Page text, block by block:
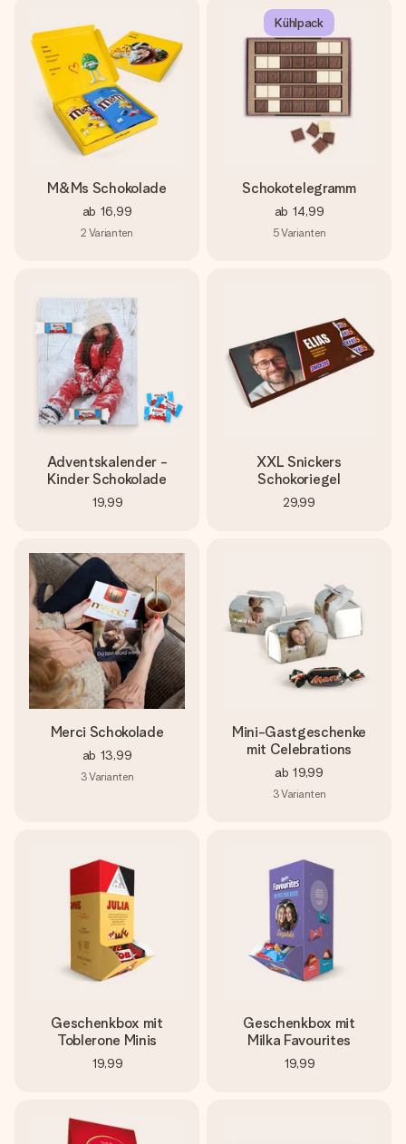
M&Ms Schokolade
ab 16,99
2 Varianten
Kühlpack
Schokotelegramm
ab 14,99
5Varianten
Adventskalender -
Kinder Schokolade
19,99
XXL Snickers
Schokoriegel
29,99
Merci Schokolade
ab 13,99
3Varianten
Mini-Gastgeschenke
mit Celebrations
ab 19,99
3Varianten
Geschenkbox mit
Toblerone Minis
19,99
Geschenkbox mit
Milka Favourites
19,99